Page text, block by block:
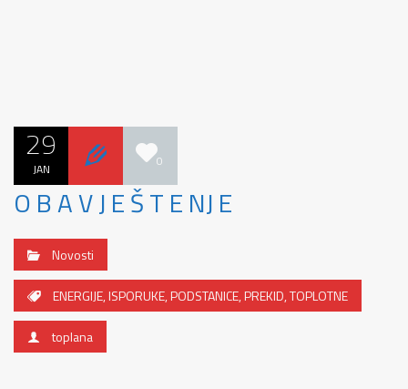
29
JAN 0
O B A V J E Š T E NJ E
Novosti
ENERGIJE,ISPORUKE,PODSTANICE,PREKID,TOPLOTNE
toplana